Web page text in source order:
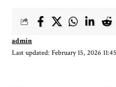
Last updated: February 15, 2026
admin